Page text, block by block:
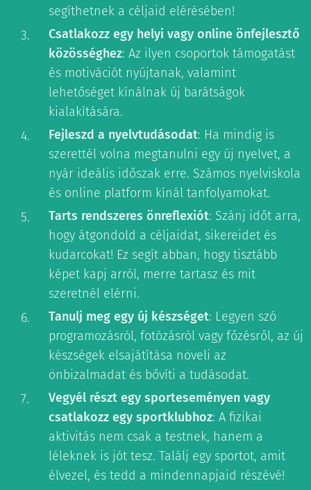
segíthetnek a céljaid elérésében!
Csatlakozz egy helyi vagy online önfejlesztő
közösséghez: Az ilyen csoportok támogatást
és motivációt nyújtanak, valamint
lehetőséget kínálnak új barátságok
kialakítására.
Fejleszd a nyelvtudásodat: Ha mindig is
szerettél volna megtanulni egy új nyelvet, a
nyár ideális időszak erre. Számos nyelviskola
és online platform kínál tanfolyamokat.
Tarts rendszeres önreflexiót: Szánj időt arra,
hogy átgondold a céljaidat, sikereidet és
kudarcokat! Ez segít abban, hogy tisztább
képet kapj arról, merre tartasz és mit
szeretnél elérni.
Tanulj meg egy új készséget: Legyen szó
programozásról, fotózásról vagy főzésről, az új
készségek elsajátítása növeli az
önbizalmadat és bővíti a tudásodat.
Vegyél részt egy sporteseményen vagy
csatlakozz egy sportklubhoz: A fizikai
aktivitás nem csak a testnek, hanem a
léleknek is jót tesz. Találj egy sportot, amit
élvezel, és tedd a mindennapjaid részévé!